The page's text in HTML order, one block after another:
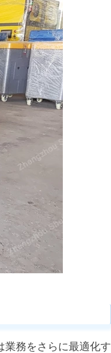
業務をさらに最適化す